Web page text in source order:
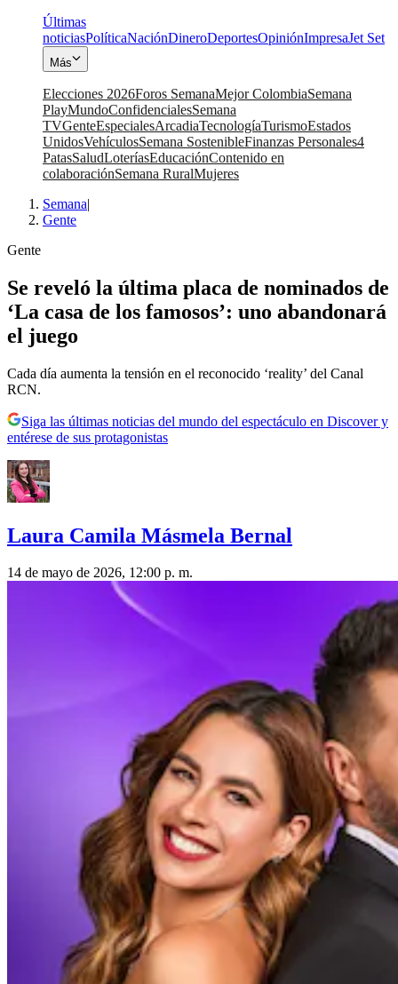
Últimas
noticiasPolíticaNaciónDineroDeportesOpiniónImpresaJet Set
Más
Elecciones 2026Foros SemanaMejor ColombiaSemana
PlayMundoConfidencialesSemana
TVGenteEspecialesArcadiaTecnologíaTurismoEstados
UnidosVehículosSemana SostenibleFinanzas Personales4
PatasSaludLoteríasEducaciónContenido en
colaboraciónSemana RuralMujeres
Semana|
Gente
Gente
Se reveló la última placa de nominados de
‘La casa de los famosos’: uno abandonará
el juego
Cada día aumenta la tensión en el reconocido ‘reality’ del Canal
RCN.
Siga las últimas noticias del mundo del espectáculo en Discover y
entérese de sus protagonistas
Laura Camila Másmela Bernal
14 de mayo de 2026, 12:00 p. m.